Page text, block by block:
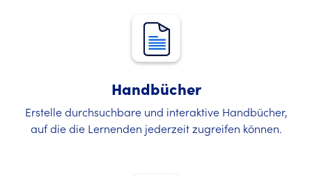
Handbücher
Erstelle durchsuchbare und interaktive Handbücher,
auf die die Lernenden jederzeit zugreifen können.